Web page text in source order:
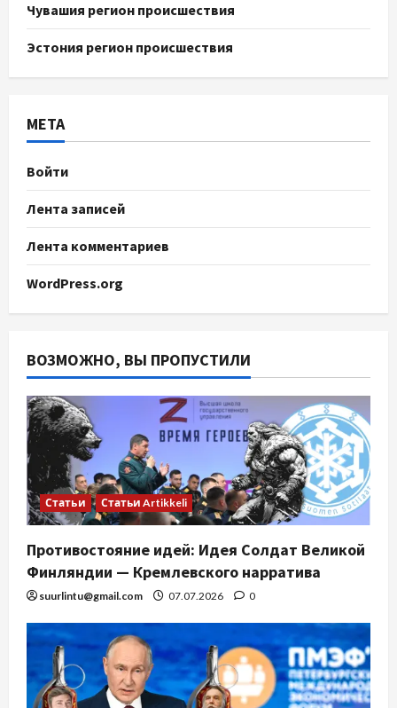
Чувашия регион происшествия
Эстония регион происшествия
МЕТА
Войти
Лента записей
Лента комментариев
WordPress.org
ВОЗМОЖНО, ВЫ ПРОПУСТИЛИ
Статьи Статьи Artikkeli
Противостояние идей: Идея Солдат Великой
Финляндии — Кремлевского нарратива
suurlintu@gmail.com 07.07.2026 0